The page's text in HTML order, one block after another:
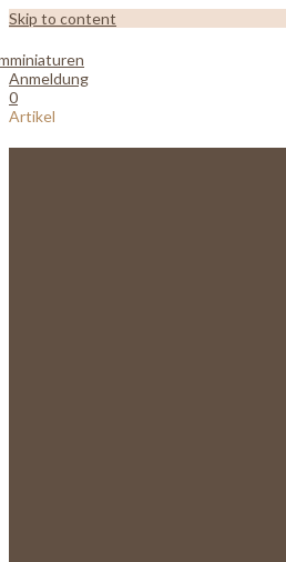
Skip to content
Anmeldung
0
Artikel